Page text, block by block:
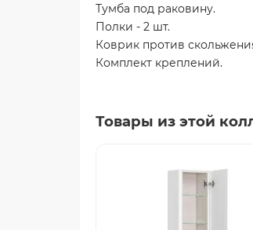
Тумба под раковину.
Полки - 2 шт.
Коврик против
Комплект креплений.
Товары из этой